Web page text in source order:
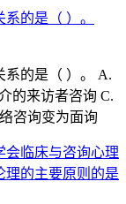
的是（ ）。
系的是（ ）。 A.
的来访者咨询 C.
咨询变为面询
会临床与咨询心理
理的主要原则的是